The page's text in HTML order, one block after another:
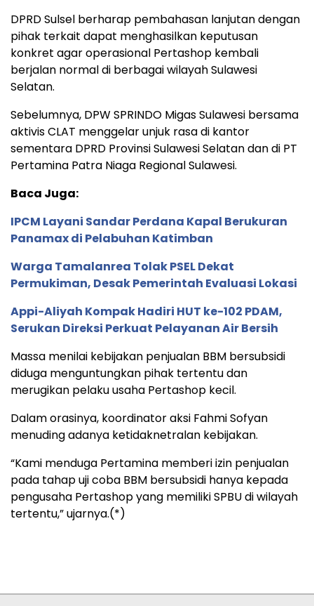
DPRD Sulsel berharap pembahasan lanjutan dengan
pihak terkait dapat menghasilkan keputusan
konkret agar operasional Pertashop kembali
berjalan normal di berbagai wilayah Sulawesi
Selatan.
Sebelumnya, DPW SPRINDO Migas Sulawesi bersama
aktivis CLAT menggelar unjuk rasa di kantor
sementara DPRD Provinsi Sulawesi Selatan dan di PT
Pertamina Patra Niaga Regional Sulawesi.
Baca Juga:
IPCM Layani Sandar Perdana Kapal Berukuran
Panamax di Pelabuhan Katimban
Warga Tamalanrea Tolak PSEL Dekat
Permukiman, Desak Pemerintah Evaluasi Lokasi
Appi-Aliyah Kompak Hadiri HUT ke-102 PDAM,
Serukan Direksi Perkuat Pelayanan Air Bersih
Massa menilai kebijakan penjualan BBM bersubsidi
diduga menguntungkan pihak tertentu dan
merugikan pelaku usaha Pertashop kecil.
Dalam orasinya, koordinator aksi Fahmi Sofyan
menuding adanya ketidaknetralan kebijakan.
“Kami menduga Pertamina memberi izin penjualan
pada tahap uji coba BBM bersubsidi hanya kepada
pengusaha Pertashop yang memiliki SPBU di wilayah
tertentu,” ujarnya.(*)